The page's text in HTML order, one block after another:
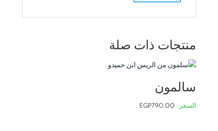
منتجات ذات صلة
سالمون
EGP790.00